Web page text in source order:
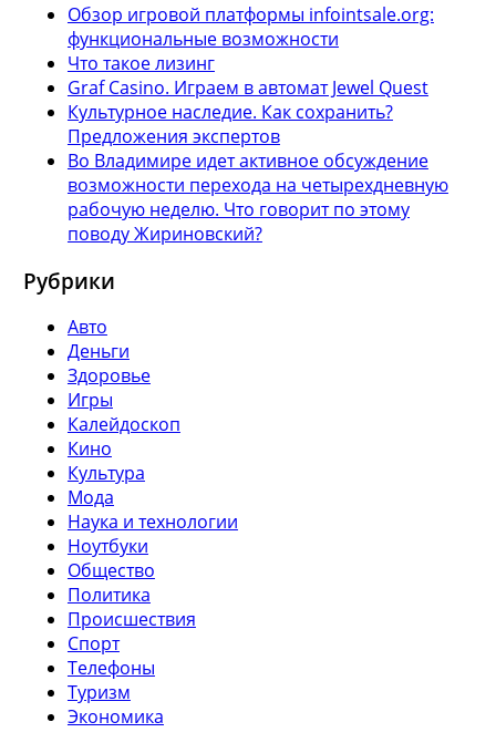
Обзор игровой платформы infointsale.org:
функциональные возможности
Что такое лизинг
Graf Casino. Играем в автомат Jewel Quest
Культурное наследие. Как сохранить?
Предложения экспертов
Во Владимире идет активное обсуждение
возможности перехода на четырехдневную
рабочую неделю. Что говорит по этому
поводу Жириновский?
Рубрики
Авто
Деньги
Здоровье
Игры
Калейдоскоп
Кино
Культура
Мода
Наука и технологии
Ноутбуки
Общество
Политика
Происшествия
Спорт
Телефоны
Туризм
Экономика